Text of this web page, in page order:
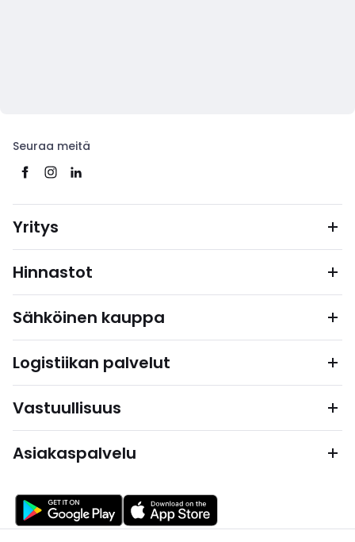
Seuraa meitä
Yritys
Hinnastot
Sähköinen kauppa
Logistiikan palvelut
Vastuullisuus
Asiakaspalvelu